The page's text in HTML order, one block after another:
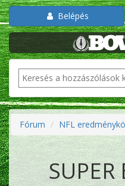
Belépés
Fórum NFL
SUPER